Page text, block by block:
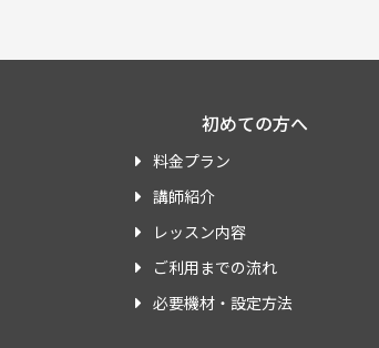
初めての方へ
料金プラン
講師紹介
レッスン内容
ご利用までの流れ
必要機材・設定方法